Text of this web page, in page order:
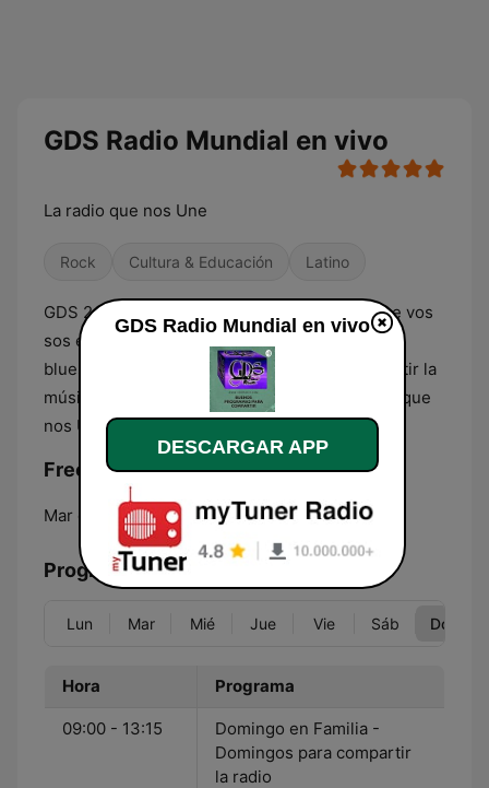
GDS Radio Mundial en vivo
La radio que nos Une
Rock Cultura & Educación Latino
GDS 24 horas de buenos programas en el que vos
sos el principal protagonista. Latino, rock, pop,
blues, música clásica. Bandas en vivo para sentir la
música dentro de vos. Descubrí GDS, La radio que
nos Une.
Frecuencias GDS Radio Mundial:
Mar del Plata: Online
Programación
Lun Mar Mié Jue Vie Sáb Dom
Hora Programa
09:00 - 13:15
Domingo en Familia -
Domingos para compartir
la radio
GDS Radio Mundial en vivo
DESCARGAR APP